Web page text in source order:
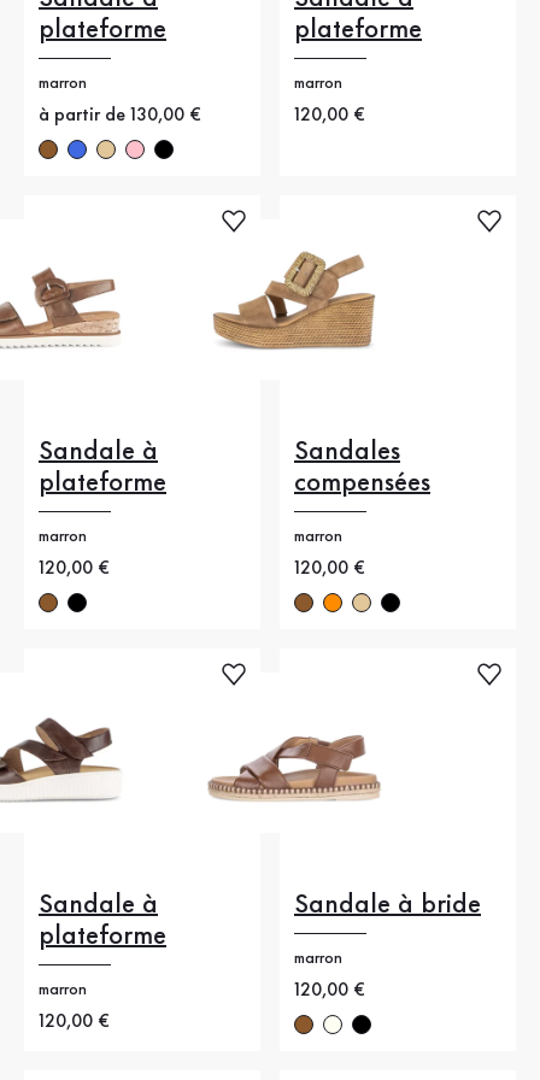
plateforme
marron
Nouveau prix
à partir de 130,00 €
plateforme
marron
Nouveau prix
120,00 €
Sandale à
plateforme
marron
Nouveau prix
120,00 €
Sandales
compensées
marron
Nouveau prix
120,00 €
Sandale à
plateforme
marron
Nouveau prix
120,00 €
Sandale à bride
marron
Nouveau prix
120,00 €